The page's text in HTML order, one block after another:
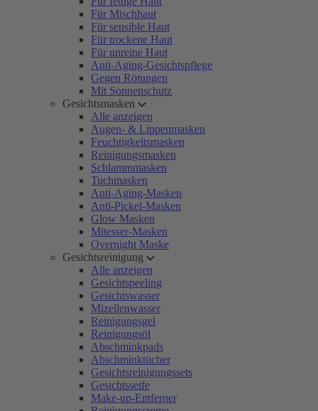
Für Mischhaut
Für sensible Haut
Für trockene Haut
Für unreine Haut
Anti-Aging-Gesichtspflege
Gegen Rötungen
Mit Sonnenschutz
Gesichtsmasken
Alle anzeigen
Augen- & Lippenmasken
Feuchtigkeitsmasken
Reinigungsmasken
Schlammmasken
Tuchmasken
Anti-Aging-Masken
Anti-Pickel-Masken
Glow Masken
Mitesser-Masken
Overnight Maske
Gesichtsreinigung
Alle anzeigen
Gesichtspeeling
Gesichtswasser
Mizellenwasser
Reinigungsgel
Reinigungsöl
Abschminkpads
Abschminktücher
Gesichtsreinigungssets
Gesichtsseife
Make-up-Entferner